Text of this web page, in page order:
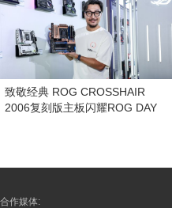
致敬经典 ROG CROSSHAIR
2006复刻版主板闪耀ROG DAY
合作媒体: